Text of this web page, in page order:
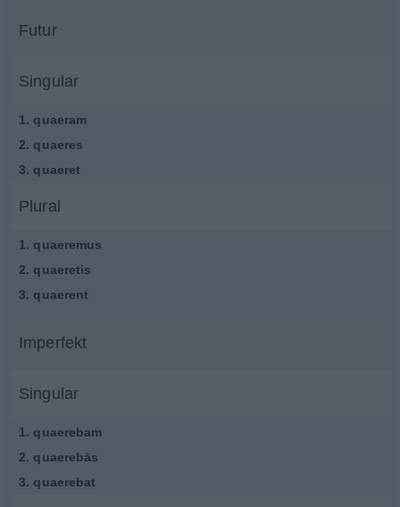
Futur
Singular
1. quaeram
2. quaeres
3. quaeret
Plural
1. quaeremus
2. quaeretis
3. quaerent
Imperfekt
Singular
1. quaerebam
2. quaerebās
3. quaerebat